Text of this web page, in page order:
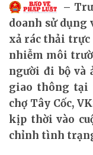
doanh sử dụng
xả rác thải trực
nhiễm môi
người đi bộ và
giao thông tại
chợ Tây Cốc,
kịp thời vào
chỉnh tình